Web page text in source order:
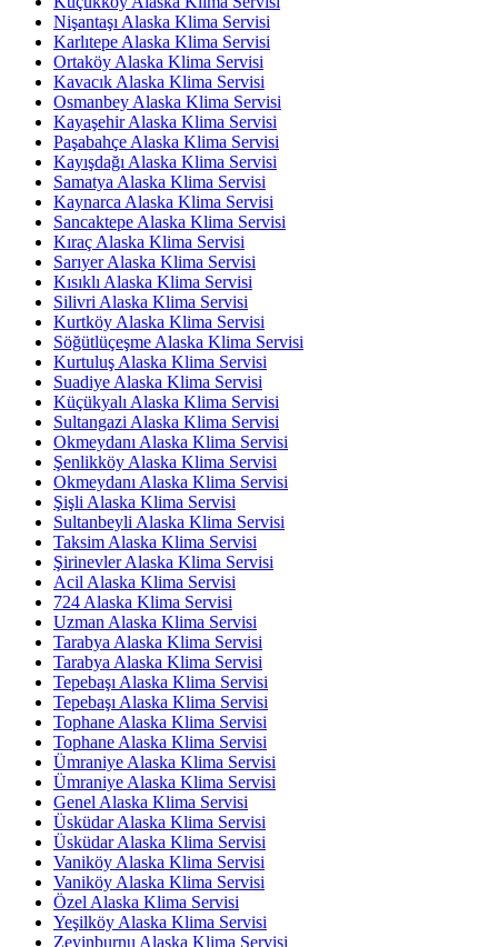
Nişantaşı Alaska Klima Servisi
Karlıtepe Alaska Klima Servisi
Ortaköy Alaska Klima Servisi
Kavacık Alaska Klima Servisi
Osmanbey Alaska Klima Servisi
Kayaşehir Alaska Klima Servisi
Paşabahçe Alaska Klima Servisi
Kayışdağı Alaska Klima Servisi
Samatya Alaska Klima Servisi
Kaynarca Alaska Klima Servisi
Sancaktepe Alaska Klima Servisi
Kıraç Alaska Klima Servisi
Sarıyer Alaska Klima Servisi
Kısıklı Alaska Klima Servisi
Silivri Alaska Klima Servisi
Kurtköy Alaska Klima Servisi
Söğütlüçeşme Alaska Klima Servisi
Kurtuluş Alaska Klima Servisi
Suadiye Alaska Klima Servisi
Küçükyalı Alaska Klima Servisi
Sultangazi Alaska Klima Servisi
Okmeydanı Alaska Klima Servisi
Şenlikköy Alaska Klima Servisi
Okmeydanı Alaska Klima Servisi
Şişli Alaska Klima Servisi
Sultanbeyli Alaska Klima Servisi
Taksim Alaska Klima Servisi
Şirinevler Alaska Klima Servisi
Acil Alaska Klima Servisi
724 Alaska Klima Servisi
Uzman Alaska Klima Servisi
Tarabya Alaska Klima Servisi
Tarabya Alaska Klima Servisi
Tepebaşı Alaska Klima Servisi
Tepebaşı Alaska Klima Servisi
Tophane Alaska Klima Servisi
Tophane Alaska Klima Servisi
Ümraniye Alaska Klima Servisi
Ümraniye Alaska Klima Servisi
Genel Alaska Klima Servisi
Üsküdar Alaska Klima Servisi
Üsküdar Alaska Klima Servisi
Vaniköy Alaska Klima Servisi
Vaniköy Alaska Klima Servisi
Özel Alaska Klima Servisi
Yeşilköy Alaska Klima Servisi
Zeyinburnu Alaska Klima Servisi